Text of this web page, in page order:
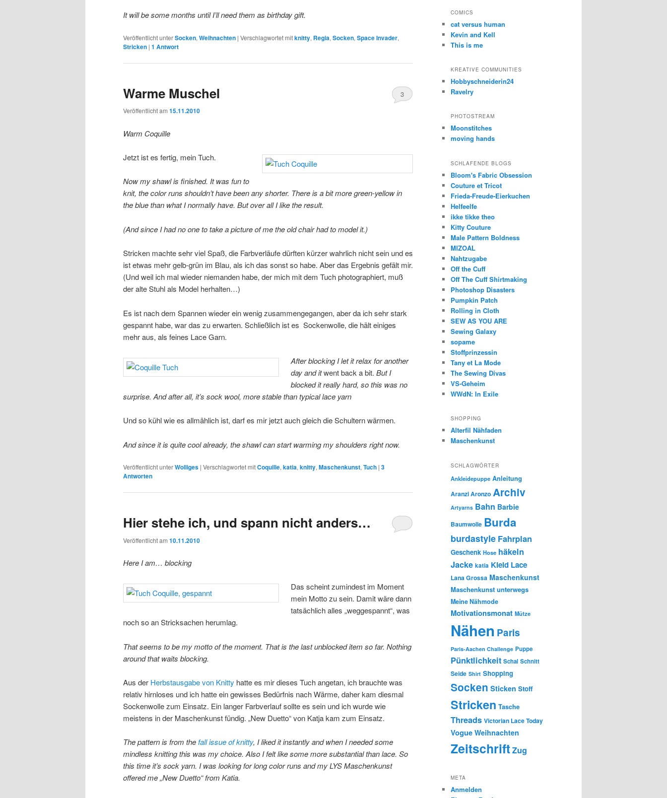
It will be some months until I’ll need them as birthday gift.
Veröffentlicht unterSocken, Weihnachten | Verschlagwortet mitknitty, Regia, Socken, Space Invader,
Stricken | 1 Antwort
Warme Muschel
Veröffentlicht am 15.11.2010
3
Warm Coquille
Jetzt ist es fertig, mein Tuch.
Now my shawl is finished. It was fun to
knit, the color runs shouldn’t have been any shorter. There is a bit more green-yellow in
the blue than what I normally have. But over all I like the result.
(And since I had no one to take a picture of me the old chair had to model it.)
Stricken machte sehr viel Spaß, die Farbverläufe dürften kürzer wahrlich nicht sein und es
ist etwas mehr gelb-grün im Blau, als ich das sonst so habe. Aber das Ergebnis gefält mir.
(Und weil ich mal wieder niemanden habe, der mich mit dem Tuch photographiert, muß
der alte Stuhl als Model herhalten…)
Es ist nach dem Spannen wieder ein wenig zusammengegangen, aber da ich sehr stark
gespannt habe, war das zu erwarten. Schließlich ist es Sockenwolle, die hält einiges
mehr aus, als feines Lace Garn.
After blocking I let it relax for another
day and itwent back a bit.But I
blocked it really hard, so this was no
surprise. And after all, it’s sock wool, more stable than typical lace yarn
Und so kühl wie es allmählich ist, darf es mir jetzt auch gleich die Schultern wärmen.
And since it is quite cool already, the shawl can start warming my shoulders right now.
Veröffentlicht unterWolliges | Verschlagwortet mitCoquille, katia, knitty, Maschenkunst, Tuch | 3
Antworten
Hier stehe ich, und spann nicht anders…
Veröffentlicht am 10.11.2010
Here I am… blocking
Das scheint zumindest im Moment
mein Motto zu sein. Damit wäre dann
tatsächlich alles „weggespannt“, was
noch so an Stricksachen herumlag.
That seems to be my motto of the moment. That is the last unblocked item so far. Nothing
around that waits blocking.
Aus der Herbstausgabe von Knitty hatte es mir dieses Tuch angetan, ich brauchte was
relativ hirnloses und ich hatte ein gewisses Bedürfnis nach Wärme, daher kam diesmal
Sockenwolle zum Einsatz. Ein langer Farbverlauf sollte es sein und ich wurde wie
meistens in der Maschenkunst fündig. „New Duetto“ von Katja kam zum Einsatz.
The pattern is from thefall issue of knitty, I liked it instantly and when I needed some
mindless knitting this was my choice. Also I felt like some more substantial than lace. So
this time it’s sock yarn. I was looking for long color runs and my LYS Maschenkunst
offered me „New Duetto“ from Katia.
COMICS
cat versus human
Kevin and Kell
This is me
KREATIVE COMMUNITIES
Hobbyschneiderin24
Ravelry
PHOTOSTREAM
Moonstitches
moving hands
SCHLAFENDE BLOGS
Bloom's Fabric Obsession
Couture et Tricot
Frieda-Freude-Eierkuchen
Helfeelfe
ikke tikke theo
Kitty Couture
Male Pattern Boldness
MIZOAL
Nahtzugabe
Off the Cuff
Off The Cuff Shirtmaking
Photoshop Disasters
Pumpkin Patch
Rolling in Cloth
SEW AS YOU ARE
Sewing Galaxy
sopame
Stoffprinzessin
Tany et La Mode
The Sewing Divas
VS-Geheim
WWdN: In Exile
SHOPPING
Alterfil Nähfaden
Maschenkunst
SCHLAGWÖRTER
Ankleidepuppe Anleitung
Aranzi Aronzo Archiv
Artyarns Bahn Barbie
Baumwolle Burda
burdastyle Fahrplan
Geschenk Hose häkeln
Jacke katia Kleid Lace
Lana Grossa Maschenkunst
Maschenkunst unterwegs
Meine Nähmode
Motivationsmonat Mütze
Nähen Paris
Paris-Aachen Challenge Puppe
Pünktlichkeit Schal Schnitt
Seide Shirt Shopping
Socken Sticken Stoff
Stricken Tasche
Threads Victorian Lace Today
Vogue Weihnachten
ZeitschriftZug
META
Anmelden